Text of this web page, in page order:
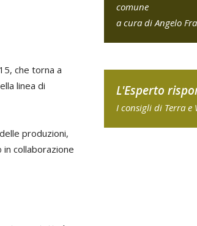
che torna a
linea di
produzioni,
collaborazione
comune
a cura di Angelo
L'Esperto
I consigli di Terra